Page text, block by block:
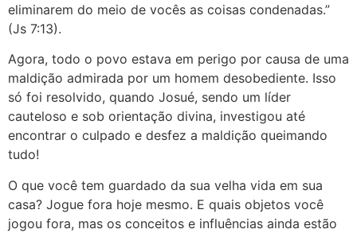
eliminarem do meio de vocês as coisas condenadas.”
(Js 7:13).
Agora, todo o povo estava em perigo por causa de uma
maldição admirada por um homem desobediente. Isso
só foi resolvido, quando Josué, sendo um líder
cauteloso e sob orientação divina, investigou até
encontrar o culpado e desfez a maldição queimando
tudo!
O que você tem guardado da sua velha vida em sua
casa? Jogue fora hoje mesmo. E quais objetos você
jogou fora, mas os conceitos e influências ainda estão